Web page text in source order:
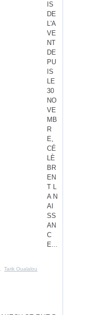
IS
DE
L'A
VE
NT
DE
PU
IS
LE
30
NO
VE
MB
R
E,
CÉ
LÈ
BR
EN
T L
A N
AI
SS
AN
C
E...
,Tarik Oualalou